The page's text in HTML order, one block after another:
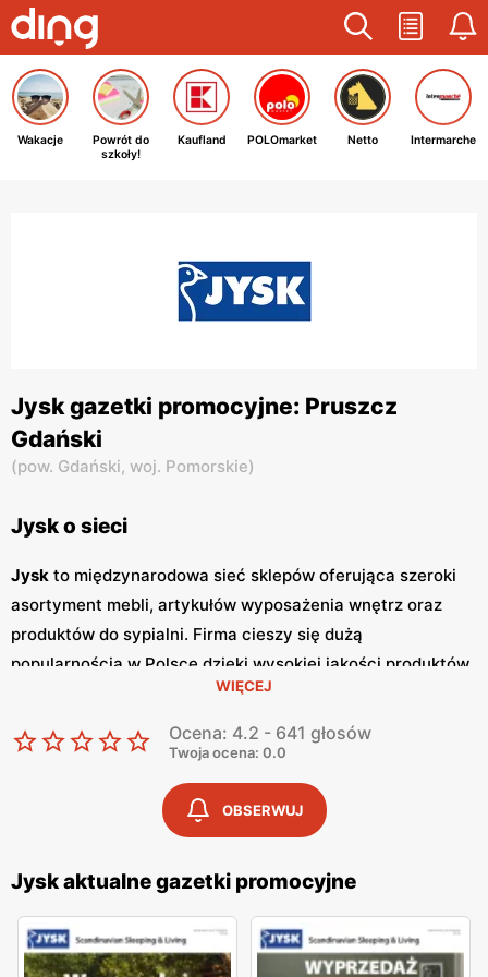
Wakacje
Powrót do
szkoły!
Kaufland POLOmarket Netto Intermarche
Jysk gazetki promocyjne: Pruszcz
Gdański
(pow. Gdański, woj. Pomorskie)
Jysk o sieci
Jysk to międzynarodowa sieć sklepów oferująca szeroki
asortyment mebli, artykułów wyposażenia wnętrz oraz
produktów do sypialni. Firma cieszy się dużą
popularnością w Polsce dzięki wysokiej jakości produktów,
nowoczesnemu designowi oraz atrakcyjnym
. Klienci cenią sobie również częste promocje
umożliwiają zakup wyjątkowych mebli i dodatków w
korzystnych cenach. Jednym z kluczowych elementów
strategii marketingowejJysksą regularnie wydawane
.Gazetkite prezentują najnowsze
oferty specjalne, nowości produktowe oraz sezonowe
wyprzedaże, dzięki czemu klienci mogą planować swoje
zakupy i korzystać z wyjątkowych okazji cenowych. Są
one dostępne zarówno w formie papierowej w sklepach,
WIĘCEJ
Ocena: 4.2 - 641 głosów
Twoja ocena: 0.0
OBSERWUJ
Jysk aktualne gazetki promocyjne